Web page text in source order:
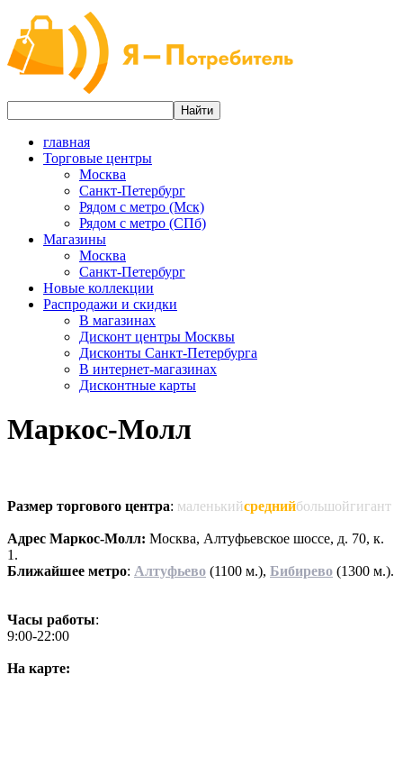
главная
Торговые центры
Москва
Санкт-Петербург
Рядом с метро (Мск)
Рядом с метро (СПб)
Магазины
Москва
Санкт-Петербург
Новые коллекции
Распродажи и скидки
В магазинах
Дисконт центры Москвы
Дисконты Санкт-Петербурга
В интернет-магазинах
Дисконтные карты
Маркос-Молл
Размер торгового центра: маленькийсреднийбольшойгигант
Адрес Маркос-Молл: Москва, Алтуфьевское шоссе, д. 70, к.
1.
Ближайшее метро: Алтуфьево (1100 м.), Бибирево (1300 м.).
Часы работы:
9:00-22:00
На карте: